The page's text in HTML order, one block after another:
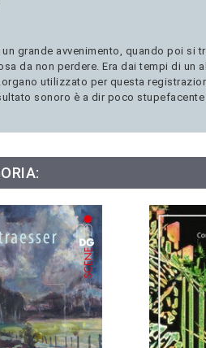
grande avvenimento, quando poi
da non perdere. Era dai tempi di
utilizzato per questa
sonoro è a dir poco